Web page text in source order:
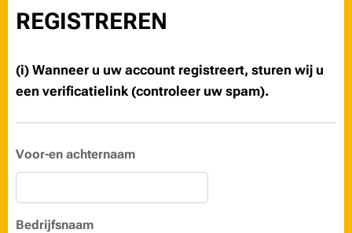
REGISTREREN
(i) Wanneer u uw account registreert, sturen wij u
een verificatielink (controleer uw spam).
Voor-en achternaam
Bedrijfsnaam